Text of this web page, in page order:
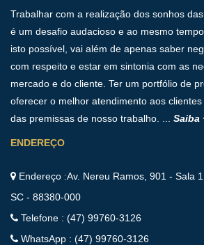
Trabalhar com a realização dos sonhos
é um desafio audacioso e ao mesmo
isto possível, vai além de apenas saber
com respeito e estar em sintonia com as
mercado e do cliente. Ter um portfólio de
oferecer o melhor atendimento aos
das premissas de nosso trabalho. ... Saiba
ENDEREÇO
Endereço :Av. Nereu Ramos, 901 - Sala
SC - 88380-000
Telefone : (47) 99760-3126
WhatsApp : (47) 99760-3126